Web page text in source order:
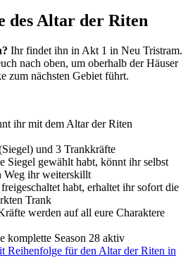
des Altar der Riten
Ihr findet ihn in Akt 1 in Neu Tristram.
nach oben, um oberhalb der Häuser
zum nächsten Gebiet führt.
ihr mit dem Altar der Riten
und 3 Trankkräfte
Siegel gewählt habt, könnt ihr selbst
Weg ihr weiterskillt
habt, erhaltet ihr sofort die
Trank
werden auf all eure Charaktere
komplette Season 28 aktiv
Reihenfolge für den Altar der Riten in